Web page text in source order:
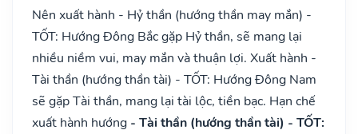
Nên xuất hành - Hỷ thần (hướng thần may mắn) -
TỐT: Hướng Đông Bắc gặp Hỷ thần, sẽ mang lại
nhiều niềm vui, may mắn và thuận lợi. Xuất hành -
Tài thần (hướng thần tài) - TỐT: Hướng Đông Nam
sẽ gặp Tài thần, mang lại tài lộc, tiền bạc. Hạn chế
xuất hành hướng - Tài thần (hướng thần tài) - TỐT: